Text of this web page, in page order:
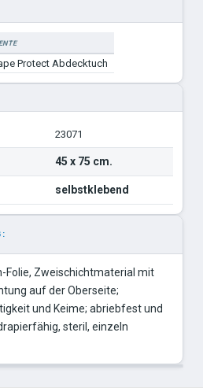
Protect Abdecktuch
23071
45 x 75 cm.
selbstklebend
Folie, Zweischichtmaterial mit
auf der Oberseite;
und Keime; abriebfest und
steril, einzeln